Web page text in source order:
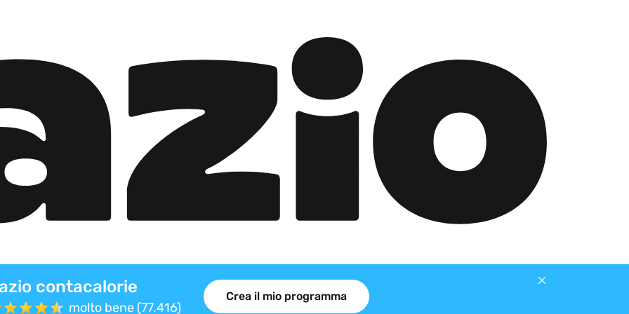
contacalorie
molto bene (77.416)
Crea il mio programma